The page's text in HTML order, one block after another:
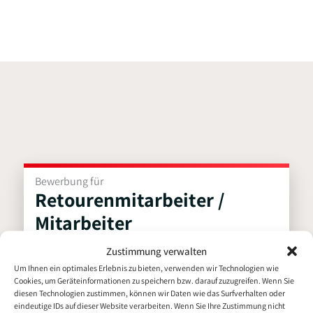
Zustimmung verwalten
Um Ihnen ein optimales Erlebnis zu bieten, verwenden wir Technologien wie
Cookies, um Geräteinformationen zu speichern bzw. darauf zuzugreifen. Wenn Sie
diesen Technologien zustimmen, können wir Daten wie das Surfverhalten oder
eindeutige IDs auf dieser Website verarbeiten. Wenn Sie Ihre Zustimmung nicht
Bewerbung für
Retourenmitarbeiter /
Mitarbeiter
Retourenlogistik (m/w/d)
Persönliche Daten